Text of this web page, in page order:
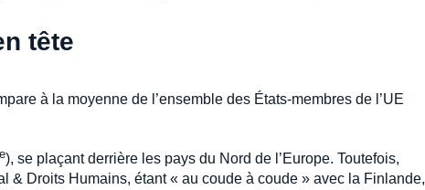
tête
à la moyenne de l’ensemble des États-membres de l’UE
e), se plaçant derrière les pays du Nord de l’Europe. Toutefois,
& Droits Humains, étant « au coude à coude » avec la Finlande,